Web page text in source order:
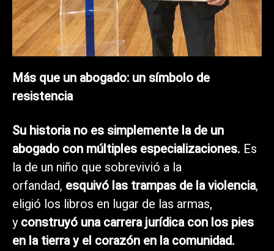
Más que un abogado: un símbolo de
resistencia
Su historia no es simplemente la de un
abogado con múltiples especializaciones. Es
la de un niño que sobrevivió a la
orfandad, esquivó las trampas de la violencia,
eligió los libros en lugar de las armas,
yconstruyó una carrera jurídica con los pies
en la tierra y el corazón en la comunidad.